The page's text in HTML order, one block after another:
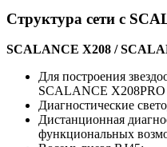
Структура сети с
SCALANCE X208 /
Для построения
SCALANCE X208PRO
Диагностические
Дистанционная
функциональных